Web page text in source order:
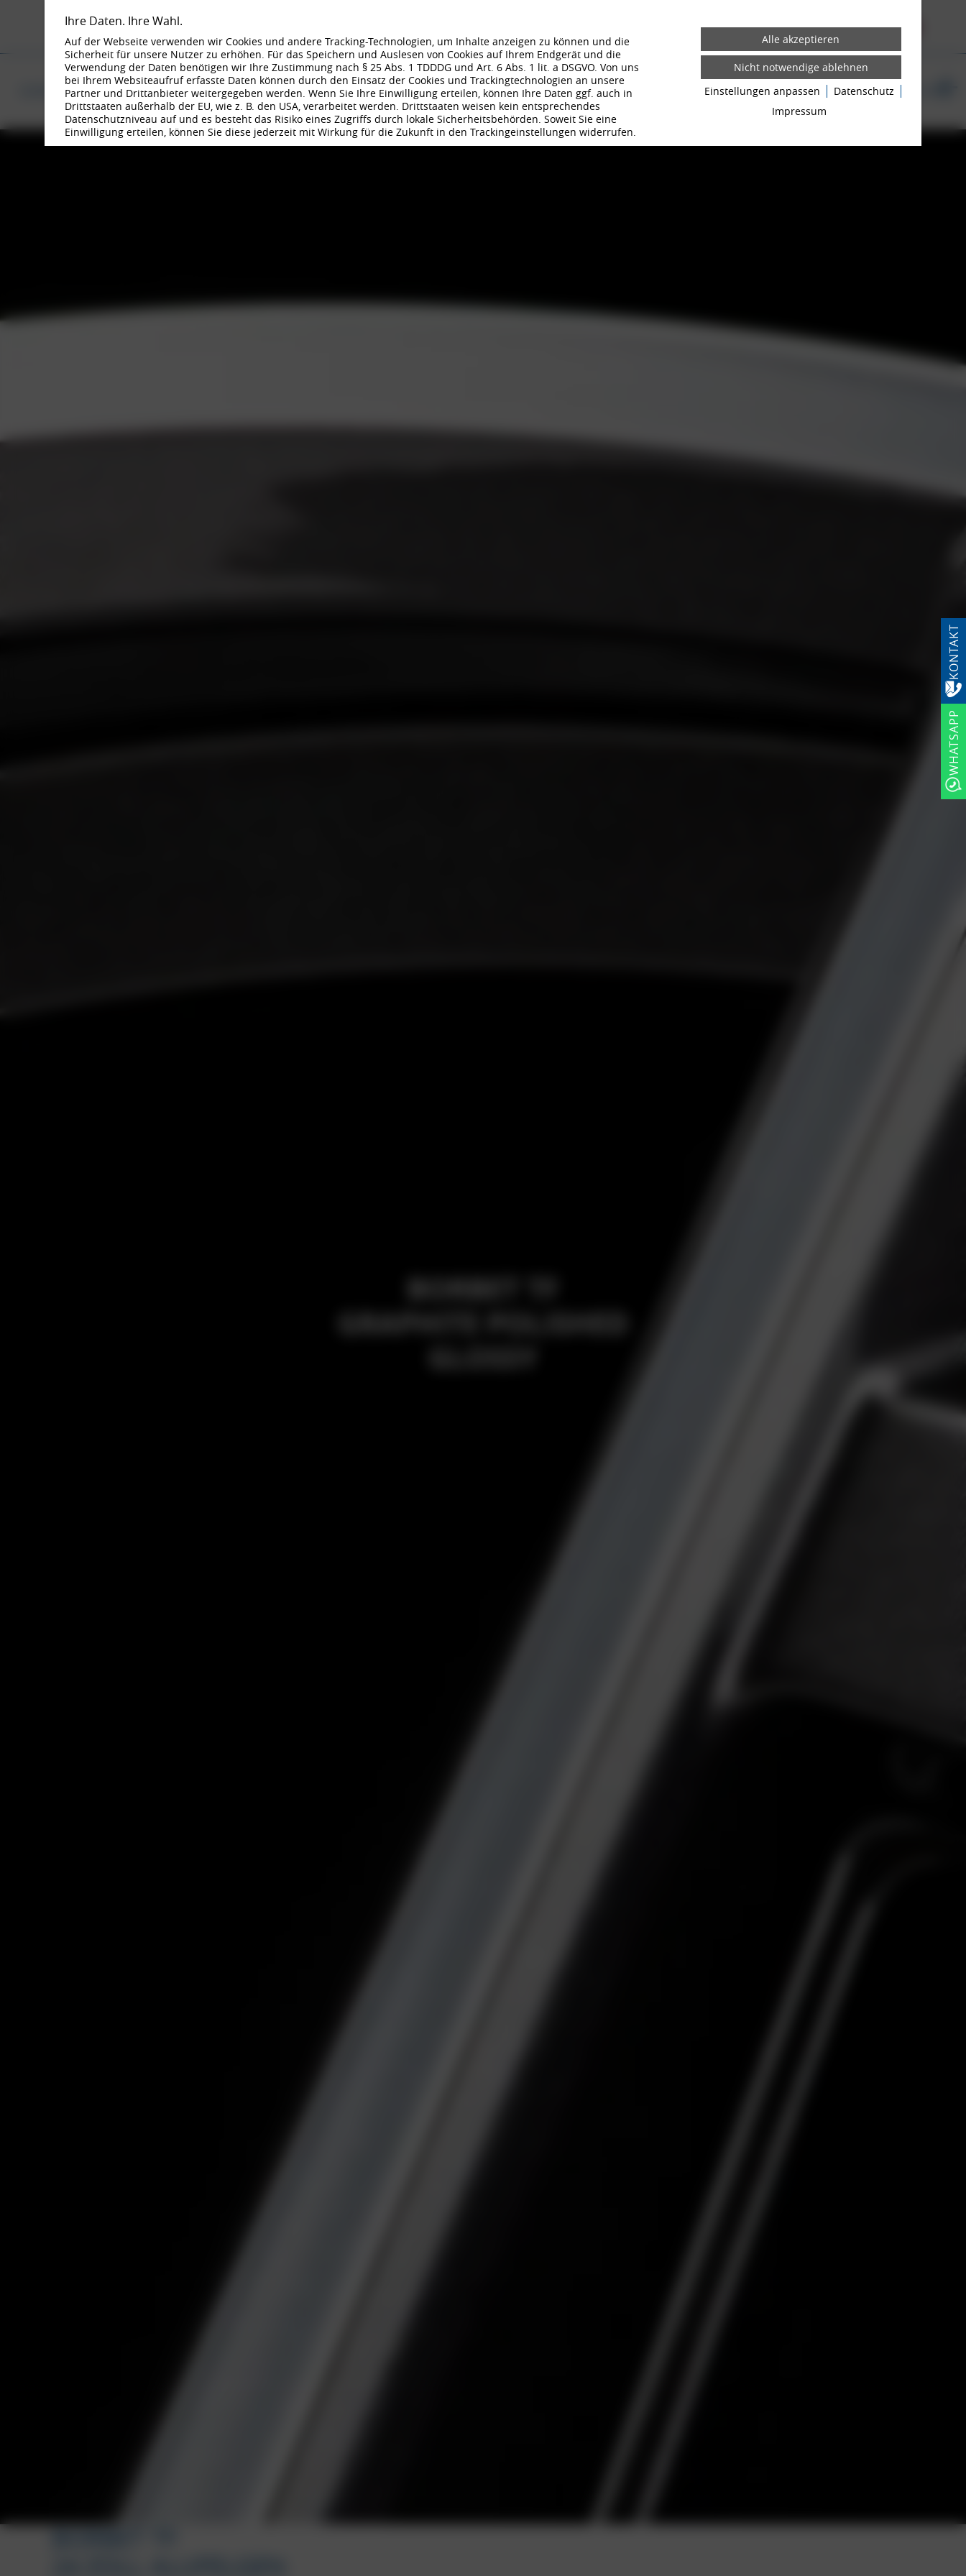
3D KONFIGURATOR
BORBET FELGEN
BORBET FELGEN-SORTIMENT OFFROAD FELGEN CAMPER & CARAVAN ALUFELGEN FELGEN KONFIGURATOR FELGEN KAUFEN ZUBEHÖR-SHOP FELGEN FÜR TESLA FAQ
UNTERNEHMENNACHHALTIGKEITKARRIEREPRODUKTION
BORBET TF
GRAPHITE POLISHED
BORBET TF
WHATSAPP
KONTAKT
Ihre Daten. Ihre Wahl.
Auf der Webseite verwenden wir Cookies und andere Tracking-Technologien, um Inhalte anzeigen zu können und die
Sicherheit für unsere Nutzer zu erhöhen. Für das Speichern und Auslesen von Cookies auf Ihrem Endgerät und die
Verwendung der Daten benötigen wir Ihre Zustimmung nach § 25 Abs. 1 TDDDG und Art. 6 Abs. 1 lit. a DSGVO. Von uns
bei Ihrem Websiteaufruf erfasste Daten können durch den Einsatz der Cookies und Trackingtechnologien an unsere
Partner und Drittanbieter weitergegeben werden. Wenn Sie Ihre Einwilligung erteilen, können Ihre Daten ggf. auch in
Drittstaaten außerhalb der EU, wie z. B. den USA, verarbeitet werden. Drittstaaten weisen kein entsprechendes
Datenschutzniveau auf und es besteht das Risiko eines Zugriffs durch lokale Sicherheitsbehörden. Soweit Sie eine
Einwilligung erteilen, können Sie diese jederzeit mit Wirkung für die Zukunft in den Trackingeinstellungen widerrufen.
Einstellungen anpassen
Datenschutz
Impressum